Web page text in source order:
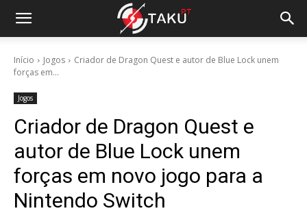
Início Jogos
Criador de Dragon Quest e autor de Blue Lock unem
forças em...
Jogos
Criador de Dragon Quest e
autor de Blue Lock unem
forças em novo jogo para a
Nintendo Switch